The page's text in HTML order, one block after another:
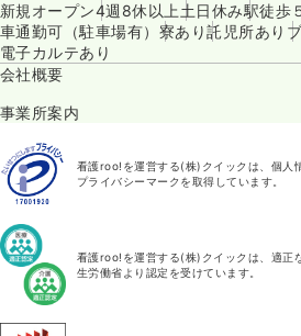
新規オープン4週8休以上 土日休み駅徒歩
車通勤可（駐車場有） 寮あり託児所あり
電子カルテあり
会社概要
事業所案内
看護roo!を運営する(株)クイックは、個人
プライバシーマークを取得しています。
看護roo!を運営する(株)クイックは、適正
生労働省より認定を受けています。